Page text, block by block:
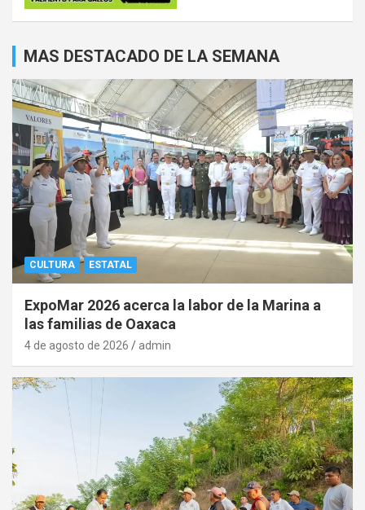
MAS DESTACADO DE LA SEMANA
CULTURA ESTATAL
ExpoMar 2026 acerca la labor de la Marina a
las familias de Oaxaca
4 de agosto de 2026 admin